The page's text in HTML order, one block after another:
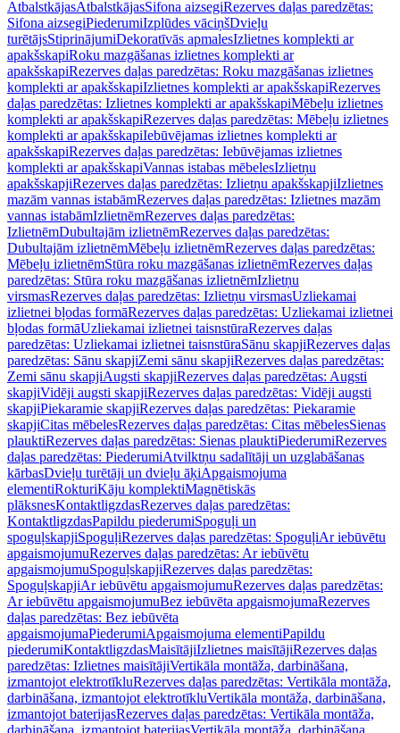
AtbalstkājasAtbalstkājasSifona aizsegiRezerves daļas paredzētas:
Sifona aizsegiPiederumiIzplūdes vāciņšDvieļu
turētājsStiprinājumiDekoratīvās apmalesIzlietnes komplekti ar
apakšskapiRoku mazgāšanas izlietnes komplekti ar
apakšskapiRezerves daļas paredzētas: Roku mazgāšanas izlietnes
komplekti ar apakšskapiIzlietnes komplekti ar apakšskapiRezerves
daļas paredzētas: Izlietnes komplekti ar apakšskapiMēbeļu izlietnes
komplekti ar apakšskapiRezerves daļas paredzētas: Mēbeļu izlietnes
komplekti ar apakšskapiIebūvējamas izlietnes komplekti ar
apakšskapiRezerves daļas paredzētas: Iebūvējamas izlietnes
komplekti ar apakšskapiVannas istabas mēbelesIzlietņu
apakšskapjiRezerves daļas paredzētas: Izlietņu apakšskapjiIzlietnes
mazām vannas istabāmRezerves daļas paredzētas: Izlietnes mazām
vannas istabāmIzlietnēmRezerves daļas paredzētas:
IzlietnēmDubultajām izlietnēmRezerves daļas paredzētas:
Dubultajām izlietnēmMēbeļu izlietnēmRezerves daļas paredzētas:
Mēbeļu izlietnēmStūra roku mazgāšanas izlietnēmRezerves daļas
paredzētas: Stūra roku mazgāšanas izlietnēmIzlietņu
virsmasRezerves daļas paredzētas: Izlietņu virsmasUzliekamai
izlietnei bļodas formāRezerves daļas paredzētas: Uzliekamai izlietnei
bļodas formāUzliekamai izlietnei taisnstūraRezerves daļas
paredzētas: Uzliekamai izlietnei taisnstūraSānu skapjiRezerves daļas
paredzētas: Sānu skapjiZemi sānu skapjiRezerves daļas paredzētas:
Zemi sānu skapjiAugsti skapjiRezerves daļas paredzētas: Augsti
skapjiVidēji augsti skapjiRezerves daļas paredzētas: Vidēji augsti
skapjiPiekaramie skapjiRezerves daļas paredzētas: Piekaramie
skapjiCitas mēbelesRezerves daļas paredzētas: Citas mēbelesSienas
plauktiRezerves daļas paredzētas: Sienas plauktiPiederumiRezerves
daļas paredzētas: PiederumiAtvilktņu sadalītāji un uzglabāšanas
kārbasDvieļu turētāji un dvieļu āķiApgaismojuma
elementiRokturiKāju komplektiMagnētiskās
plāksnesKontaktligzdasRezerves daļas paredzētas:
KontaktligzdasPapildu piederumiSpoguļi un
spoguļskapjiSpoguļiRezerves daļas paredzētas: SpoguļiAr iebūvētu
apgaismojumuRezerves daļas paredzētas: Ar iebūvētu
apgaismojumuSpoguļskapjiRezerves daļas paredzētas:
SpoguļskapjiAr iebūvētu apgaismojumuRezerves daļas paredzētas:
Ar iebūvētu apgaismojumuBez iebūvēta apgaismojumaRezerves
daļas paredzētas: Bez iebūvēta
apgaismojumaPiederumiApgaismojuma elementiPapildu
piederumiKontaktligzdasMaisītājiIzlietnes maisītājiRezerves daļas
paredzētas: Izlietnes maisītājiVertikāla montāža, darbināšana,
izmantojot elektrotīkluRezerves daļas paredzētas: Vertikāla montāža,
darbināšana, izmantojot elektrotīkluVertikāla montāža, darbināšana,
izmantojot baterijasRezerves daļas paredzētas: Vertikāla montāža,
darbināšana, izmantojot baterijasVertikāla montāža, darbināšana,